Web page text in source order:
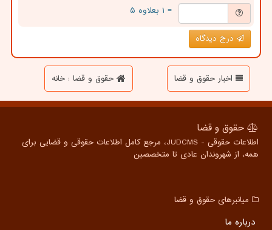
= ۱ بعلاوه ۵
درج دیدگاه
اخبار حقوق و قضا حقوق و قضا : خانه
حقوق و قضا
اطلاعات حقوقی - JUDCMS، مرجع کامل اطلاعات حقوقی و قضایی برای
همه، از شهروندان عادی تا متخصصین
میانبرهای حقوق و قضا
درباره ما